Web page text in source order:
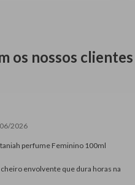
os nossos clientes
2026
perfume Feminino 100ml
envolvente que dura horas na